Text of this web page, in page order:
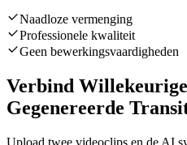
Naadloze vermenging
Professionele kwaliteit
Geen bewerkingsvaardigheden
Verbind
Gegenereerde
Upload twee videoclips en de AI